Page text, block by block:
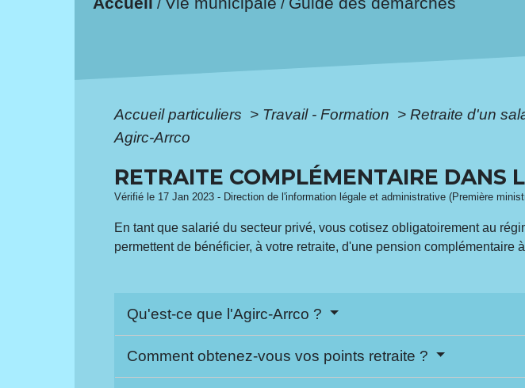
/ /
Accueil particuliers > Travail - Formation > Retraite d'un
Agirc-Arrco
RETRAITE COMPLÉMENTAIRE DANS
Vérifié le 17 Jan 2023 - Direction de l'information légale et administrative (Première
En tant que salarié du secteur privé, vous cotisez obligatoirement au
permettent de bénéficier, à votre retraite, d'une pension complémentaire
Qu'est-ce que l'Agirc-Arrco ?
Comment obtenez-vous vos points retraite ?